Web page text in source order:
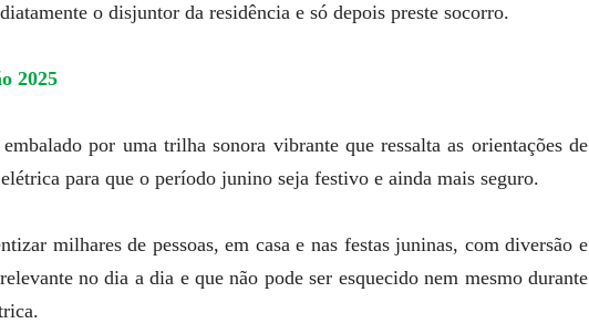
o disjuntor da residência e só depois preste socorro.
2025
por uma trilha sonora vibrante que ressalta as orientações de
para que o período junino seja festivo e ainda mais seguro.
milhares de pessoas, em casa e nas festas juninas, com diversão e
no dia a dia e que não pode ser esquecido nem mesmo durante